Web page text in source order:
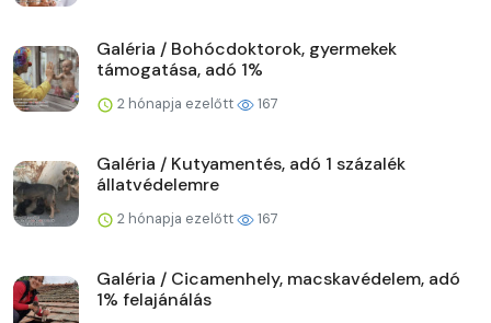
Galéria / Bohócdoktorok, gyermekek
támogatása, adó 1%
2 hónapja ezelőtt 167
Galéria / Kutyamentés, adó 1 százalék
állatvédelemre
2 hónapja ezelőtt 167
Galéria / Cicamenhely, macskavédelem, adó
1% felajánálás